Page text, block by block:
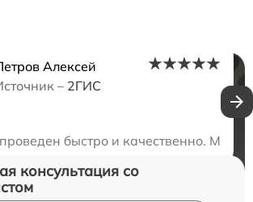
Алексей
– 2ГИС
быстро и качественно. Мой
консультация со